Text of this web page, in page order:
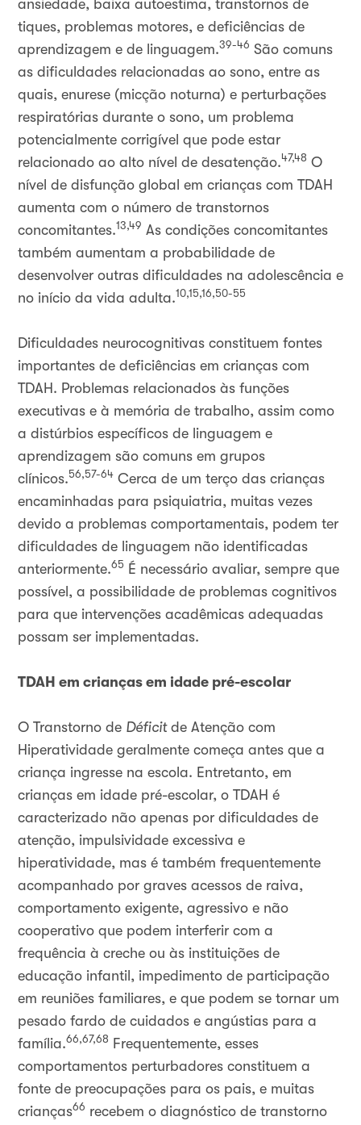
ansiedade, baixa autoestima, transtornos de
tiques, problemas motores, e deficiências de
aprendizagem e de linguagem.39-46 São comuns
as dificuldades relacionadas ao sono, entre as
quais, enurese (micção noturna) e perturbações
respiratórias durante o sono, um problema
potencialmente corrigível que pode estar
relacionado ao alto nível de desatenção.47,48 O
nível de disfunção global em crianças com TDAH
aumenta com o número de transtornos
concomitantes.13,49 As condições concomitantes
também aumentam a probabilidade de
desenvolver outras dificuldades na adolescência e
no início da vida adulta.10,15,16,50-55
Dificuldades neurocognitivas constituem fontes
importantes de deficiências em crianças com
TDAH. Problemas relacionados às funções
executivas e à memória de trabalho, assim como
a distúrbios específicos de linguagem e
aprendizagem são comuns em grupos
clínicos.56,57-64 Cerca de um terço das crianças
encaminhadas para psiquiatria, muitas vezes
devido a problemas comportamentais, podem ter
dificuldades de linguagem não identificadas
anteriormente.65 É necessário avaliar, sempre que
possível, a possibilidade de problemas cognitivos
para que intervenções acadêmicas adequadas
possam ser implementadas.
TDAH em crianças em idade pré-escolar
O Transtorno de Déficitde Atenção com
Hiperatividade geralmente começa antes que a
criança ingresse na escola. Entretanto, em
crianças em idade pré-escolar, o TDAH é
caracterizado não apenas por dificuldades de
atenção, impulsividade excessiva e
hiperatividade, mas é também frequentemente
acompanhado por graves acessos de raiva,
comportamento exigente, agressivo e não
cooperativo que podem interferir com a
frequência à creche ou às instituições de
educação infantil, impedimento de participação
em reuniões familiares, e que podem se tornar um
pesado fardo de cuidados e angústias para a
família.66,67,68 Frequentemente, esses
comportamentos perturbadores constituem a
fonte de preocupações para os pais, e muitas
crianças66 recebem o diagnóstico de transtorno